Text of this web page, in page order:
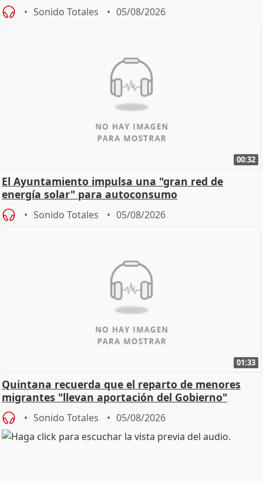
Sonido Totales 05/08/2026
00:32
El Ayuntamiento impulsa una "gran red de
energía solar" para autoconsumo
Sonido Totales 05/08/2026
01:33
Quintana recuerda que el reparto de menores
migrantes "llevan aportación del Gobierno"
central
Sonido Totales 05/08/2026